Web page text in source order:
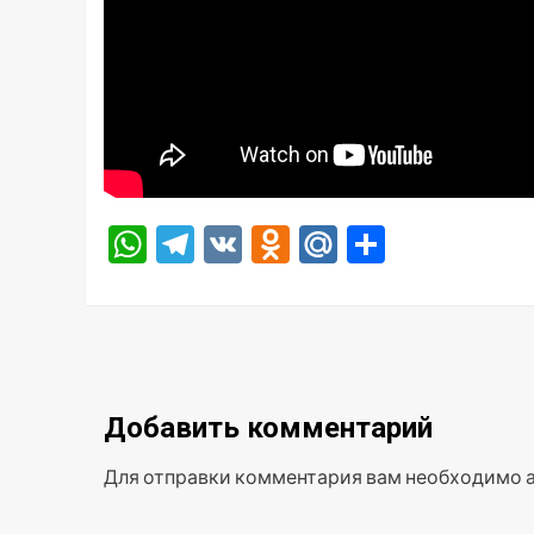
WhatsApp
Telegram
VK Odnoklassniki
Mail.Ru
Добавить комментарий
Для отправки комментария вам необходимо